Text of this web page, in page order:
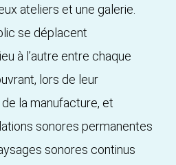
ateliers et une galerie.
se déplacent
à l’autre entre chaque
lors de leur
la manufacture, et
sonores permanentes
sonores continus